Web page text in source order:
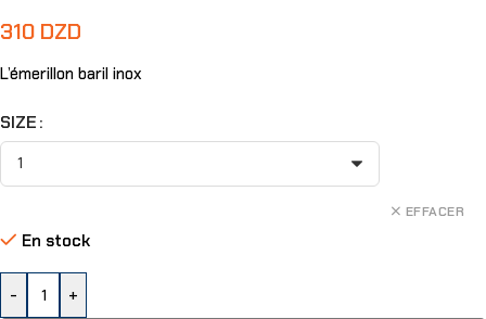
310 DZD
L’émerillon baril inox
SIZE
EFFACER
En stock
- +